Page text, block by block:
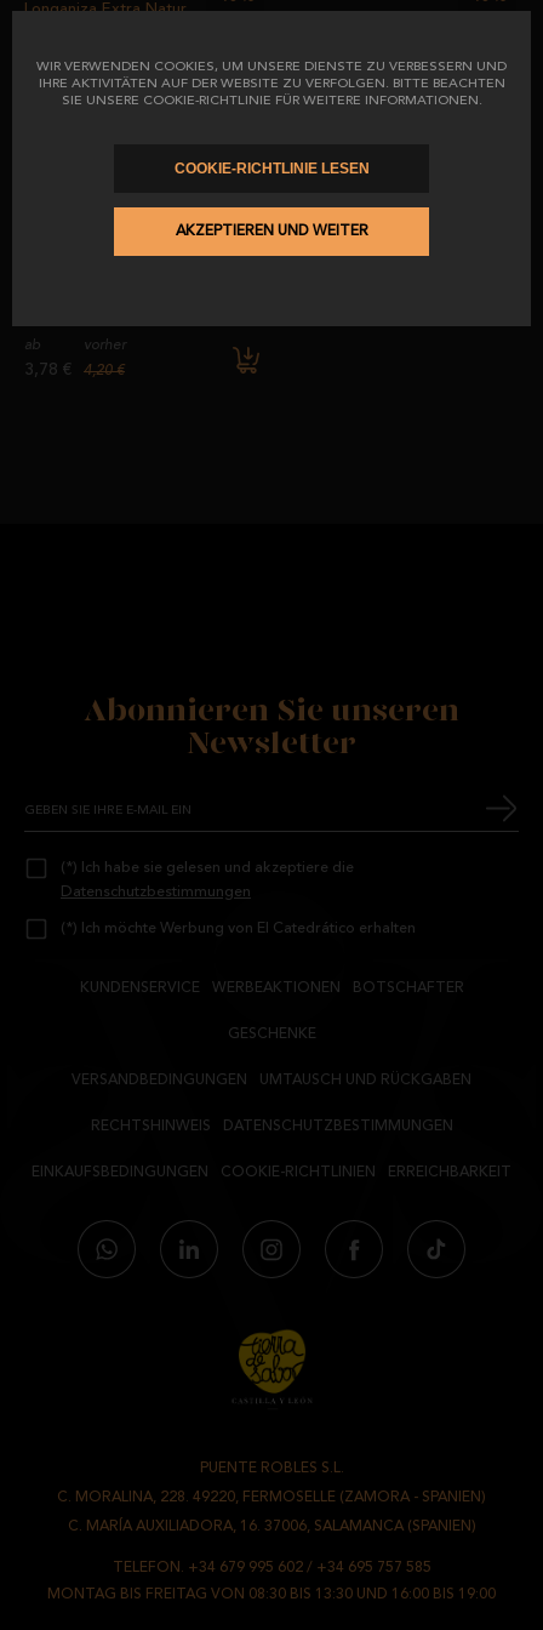
WIR VERWENDEN COOKIES, UM UNSERE DIENSTE ZU VERBESSERN UND
IHRE AKTIVITÄTEN AUF DER WEBSITE ZU VERFOLGEN. BITTE BEACHTEN
SIE UNSERE COOKIE-RICHTLINIE FÜR WEITERE INFORMATIONEN.
AKZEPTIEREN UND WEITER
Longaniza Extra Natur
vorher
ab
vorher
Umschläge mit 100% iberischem
ab
3,78 €
vorher
4,20 €
-10 %
Abonnieren Sie unseren
Newsletter
(*) Ich habe sie gelesen und akzeptiere die
Datenschutzbestimmungen
(*) Ich möchte Werbung von El Catedrático erhalten
KUNDENSERVICE WERBEAKTIONEN BOTSCHAFTER
GESCHENKE
VERSANDBEDINGUNGEN UMTAUSCH UND RÜCKGABEN
RECHTSHINWEIS DATENSCHUTZBESTIMMUNGEN
EINKAUFSBEDINGUNGEN COOKIE-RICHTLINIEN ERREICHBARKEIT
PUENTE ROBLES S.L.
C. MORALINA, 228. 49220, FERMOSELLE (ZAMORA - SPANIEN)
C. MARÍA AUXILIADORA, 16. 37006, SALAMANCA (SPANIEN)
TELEFON. +34 679 995 602/ +34 695 757 585
MONTAG BIS FREITAG VON 08:30 BIS 13:30 UND 16:00 BIS 19:00
COOKIE-RICHTLINIE LESEN